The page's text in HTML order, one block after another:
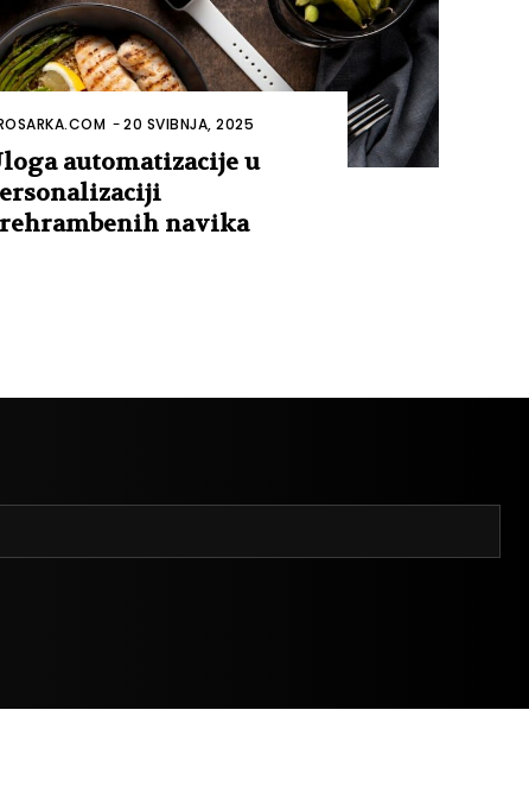
-20 SVIBNJA, 2025
automatizacije u
navika